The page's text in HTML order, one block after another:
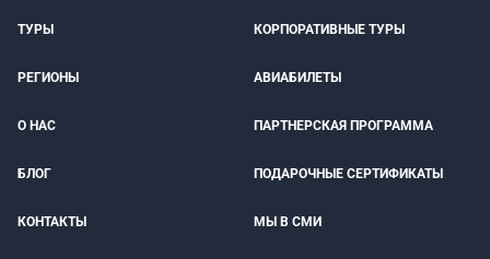
ТУРЫ КОРПОРАТИВНЫЕ ТУРЫ
РЕГИОНЫ АВИАБИЛЕТЫ
О НАС ПАРТНЕРСКАЯ ПРОГРАММА
БЛОГ ПОДАРОЧНЫЕ СЕРТИФИКАТЫ
КОНТАКТЫ МЫ В СМИ